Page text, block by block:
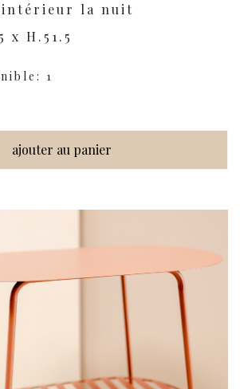
intérieur la nuit
x H.51.5
1
ajouter au panier